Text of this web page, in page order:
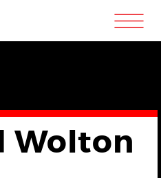
m
Wolton